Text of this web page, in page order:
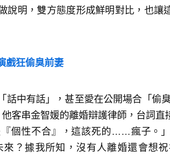
說明，雙方態度形成鮮明對比，也讓
戲狂偷臭前妻
話中有話」，甚至愛在公開場合「偷
客串金智媛的離婚辯護律師，台詞直
個性不合』，這該死的……瘋子。
？據我所知，沒有人離婚還會想